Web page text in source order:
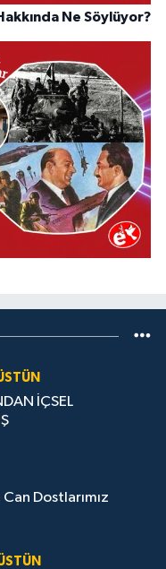
Ne Söylüyor?
İÇSEL
Dostlarımız